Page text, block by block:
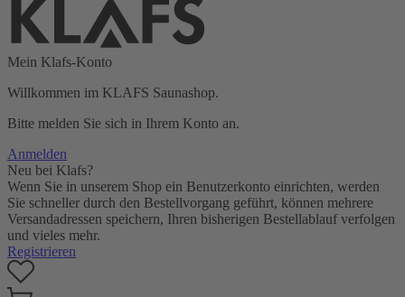
Mein Klafs-Konto
Willkommen im KLAFS Saunashop.
Bitte melden Sie sich in Ihrem Konto an.
Anmelden
Neu bei Klafs?
Wenn Sie in unserem Shop ein Benutzerkonto einrichten, werden
Sie schneller durch den Bestellvorgang geführt, können mehrere
Versandadressen speichern, Ihren bisherigen Bestellablauf verfolgen
und vieles mehr.
Registrieren